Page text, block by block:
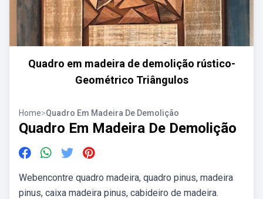
Quadro em madeira de demolição rústico-
Geométrico Triângulos
Home>Quadro Em Madeira De Demolição
Quadro Em Madeira De Demolição
Webencontre quadro madeira, quadro pinus, madeira
pinus, caixa madeira pinus, cabideiro de madeira.